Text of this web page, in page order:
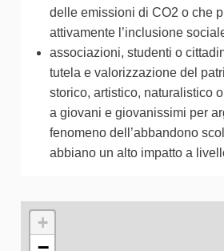
delle emissioni di CO2 o che
attivamente l’inclusione
associazioni, studenti o
tutela e valorizzazione del
storico, artistico, naturalistico
a giovani e giovanissimi per
fenomeno dell’abbandono
abbiano un alto impatto a
L'elemento seguente è una
+